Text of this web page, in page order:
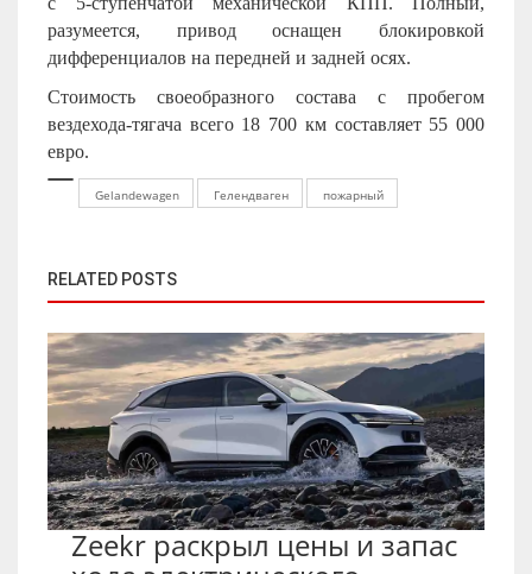
разумеется, привод оснащен блокировкой
дифференциалов на передней и задней осях.
Стоимость своеобразного состава с пробегом
вездехода-тягача всего 18 700 км составляет 55 000
евро.
Gelandewagen Гелендваген пожарный
RELATED POSTS
Zeekr раскрыл цены и запас